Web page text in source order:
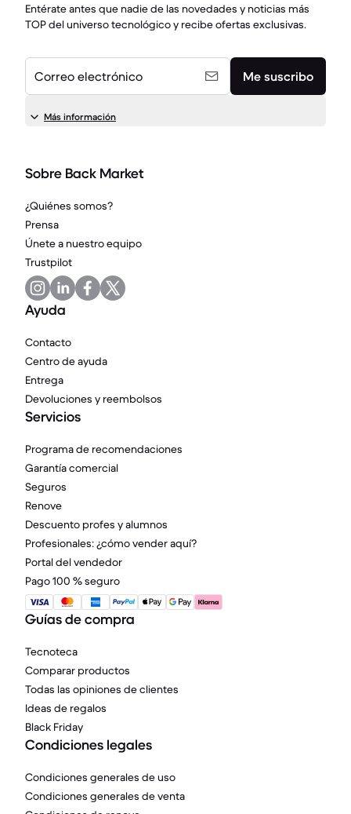
Entérate antes que nadie de las novedades y noticias más
TOP del universo tecnológico y recibe ofertas exclusivas.
Correo electrónico Me suscribo
Más información
Sobre Back Market
¿Quiénes somos?
Prensa
Únete a nuestro equipo
Trustpilot
Ayuda
Contacto
Centro de ayuda
Entrega
Devoluciones y reembolsos
Servicios
Programa de recomendaciones
Garantía comercial
Seguros
Renove
Descuento profes y alumnos
Profesionales: ¿cómo vender aquí?
Portal del vendedor
Pago 100 % seguro
Guías de compra
Tecnoteca
Comparar productos
Todas las opiniones de clientes
Ideas de regalos
Black Friday
Condiciones legales
Condiciones generales de uso
Condiciones generales de venta